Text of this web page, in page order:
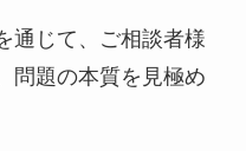
通じて、ご相談者様
問題の本質を見極め